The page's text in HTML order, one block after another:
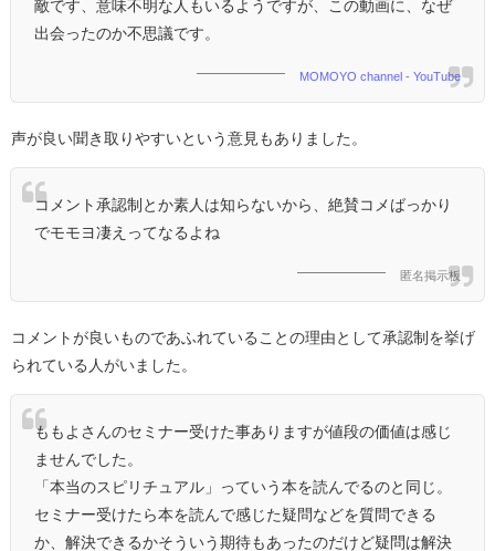
敵です、意味不明な人もいるようですが、この動画に、なぜ
出会ったのか不思議です。
MOMOYO channel - YouTube
声が良い聞き取りやすいという意見もありました。
コメント承認制とか素人は知らないから、絶賛コメばっかり
でモモヨ凄えってなるよね
匿名掲示板
コメントが良いものであふれていることの理由として承認制を挙げ
られている人がいました。
ももよさんのセミナー受けた事ありますが値段の価値は感じ
ませんでした。
「本当のスピリチュアル」っていう本を読んでるのと同じ。
セミナー受けたら本を読んで感じた疑問などを質問できる
か、解決できるかそういう期待もあったのだけど疑問は解決